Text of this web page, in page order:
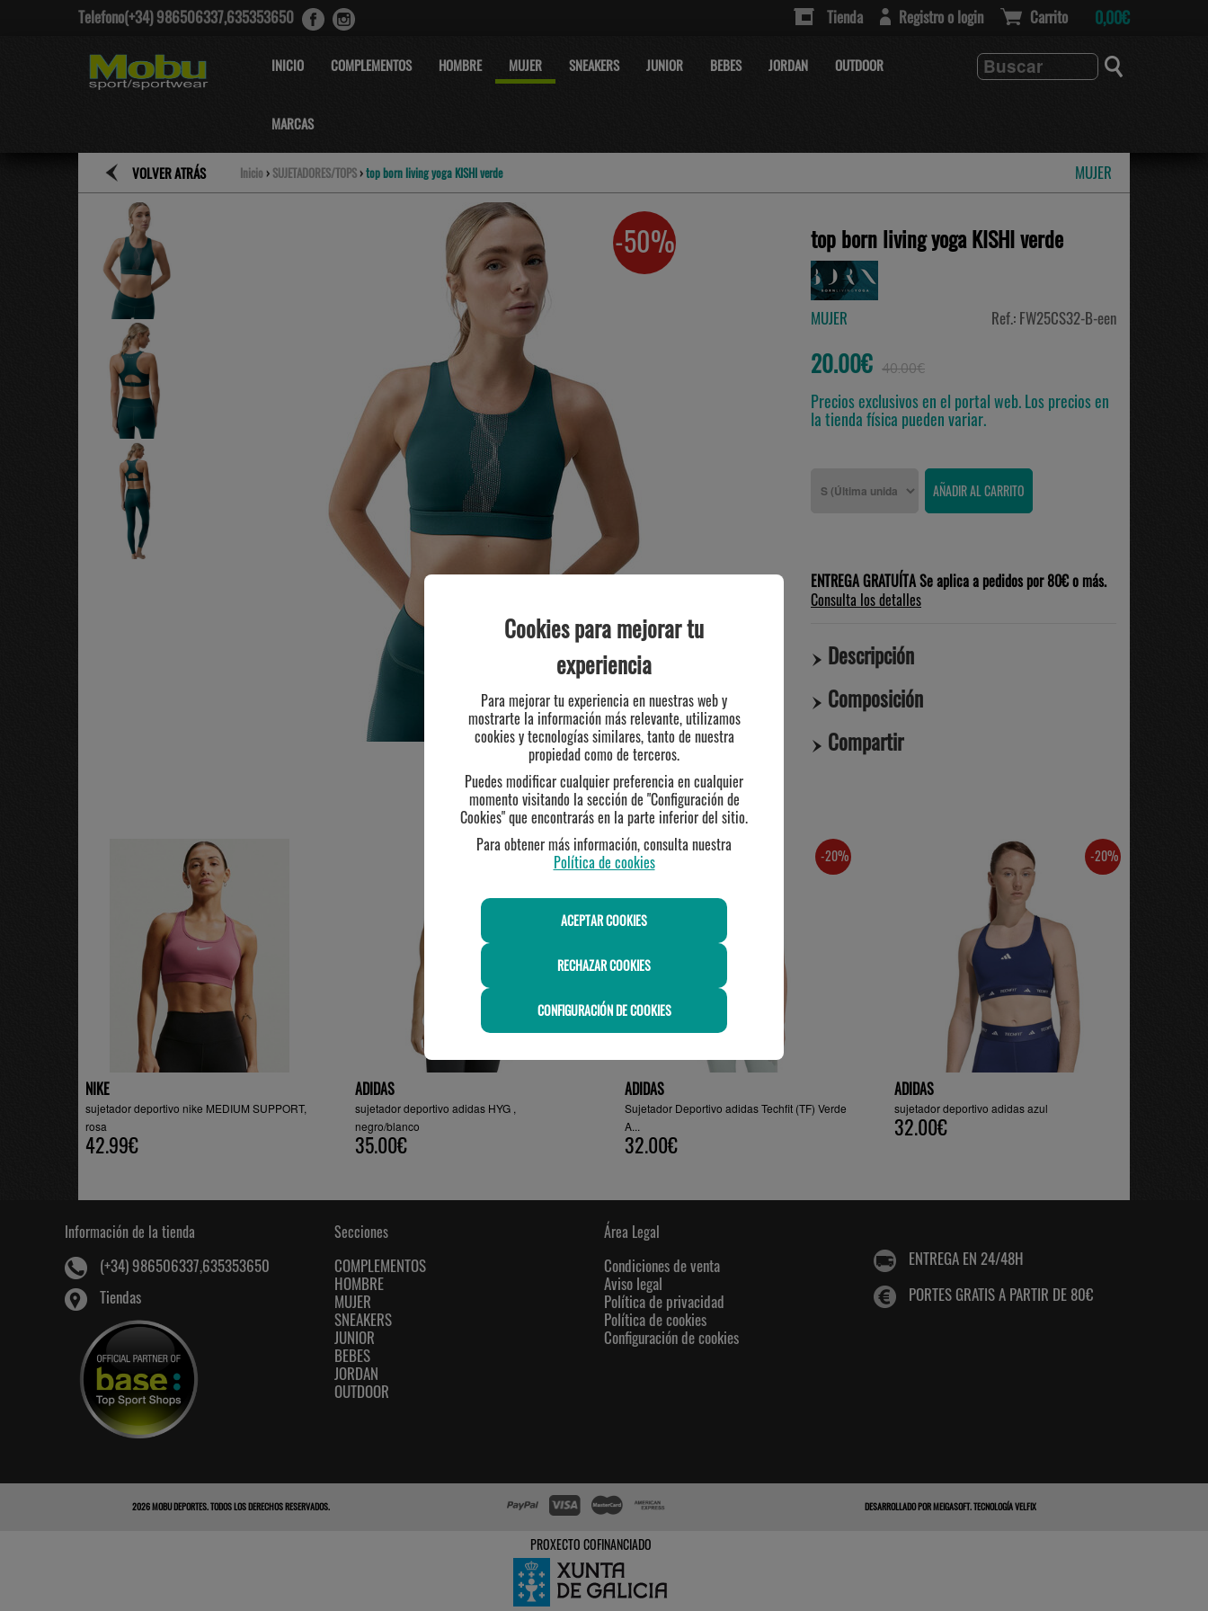
Telefono(+34) 986506337,635353650 Tienda Registro o login Carrito 0,00€
INICIO COMPLEMENTOS HOMBRE MUJER SNEAKERS JUNIOR BEBES JORDAN OUTDOOR
MARCAS
VOLVER ATRÁS Inicio › SUJETADORES/TOPS ›top born living yoga KISHI verde MUJER
-50% top born living yoga KISHI verde
MUJER Ref.: FW25CS32-B-een
20.00€ 40.00€
Precios exclusivos en el portal web. Los precios en
la tienda física pueden variar.
ENTREGA GRATUÍTA Se aplica a pedidos por 80€ o más.
Consulta los detalles
Descripción
Composición
Compartir
TE PUEDE INTERESAR
NIKE
sujetador deportivo nike MEDIUM SUPPORT,
rosa
42.99€
ADIDAS
sujetador deportivo adidas HYG ,
negro/blanco
35.00€
-20%
ADIDAS
Sujetador Deportivo adidas Techfit (TF) Verde
A...
32.00€
-20%
ADIDAS
sujetador deportivo adidas azul
32.00€
Información de la tienda
(+34) 986506337,635353650
Tiendas
Secciones
COMPLEMENTOS
HOMBRE
MUJER
SNEAKERS
JUNIOR
BEBES
JORDAN
OUTDOOR
Área Legal
Condiciones de venta
Aviso legal
Política de privacidad
Política de cookies
Configuración de cookies
ENTREGA EN 24/48H
PORTES GRATIS A PARTIR DE 80€
2026MOBU DEPORTES. TODOS LOS DERECHOS RESERVADOS. DESARROLLADO PORMEIGASOFT.TECNOLOGÍA VELFIX
PROXECTO COFINANCIADO
Cookies para mejorar tu
experiencia
Para mejorar tu experiencia en nuestras web y
mostrarte la información más relevante, utilizamos
cookies y tecnologías similares, tanto de nuestra
propiedad como de terceros.
Puedes modificar cualquier preferencia en cualquier
momento visitando la sección de "Configuración de
Cookies" que encontrarás en la parte inferior del sitio.
Para obtener más información, consulta nuestra
Política de cookies
ACEPTAR COOKIES
RECHAZAR COOKIES
CONFIGURACIÓN DE COOKIES